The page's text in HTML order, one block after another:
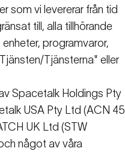
som vi levererar från tid
till, alla tillhörande
programvaror,
Tjänsterna" eller
Spacetalk Holdings Pty
USA Pty Ltd (ACN 45
UK Ltd (STW
något av våra